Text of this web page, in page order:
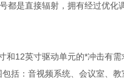
都是直接辐射，拥有经过优
12英寸驱动单元的*冲击有
括：音视频系统、会议室、